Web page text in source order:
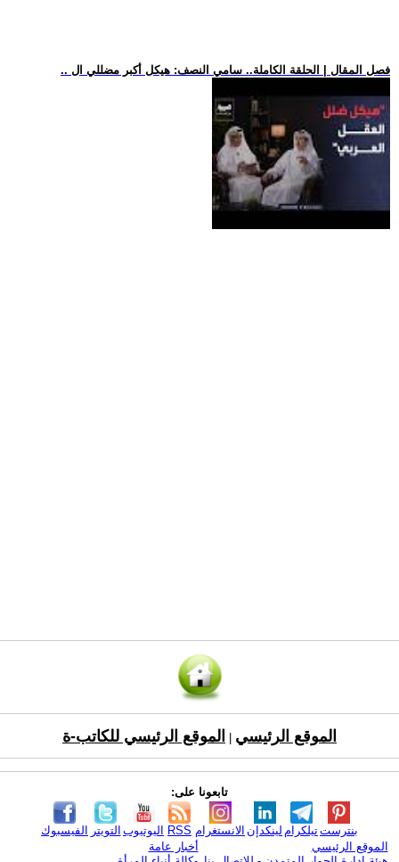
.. فصل المقال | الحلقة الكاملة.. سامي النصف: هيكل أكبر مضللي ال
الموقع الرئيسي الموقع الرئيسي للكاتب-ة
تابعونا على:
الفيسبوك التويتر اليوتيوب RSS الانستغرام لينكدإن تيلكرامبنترست
الموقع الرئيسي
أخبار عامة